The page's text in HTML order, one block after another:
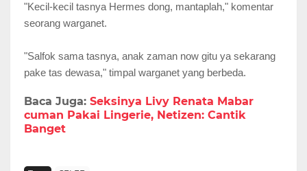
"Kecil-kecil tasnya Hermes dong, mantaplah," komentar
seorang warganet.
"Salfok sama tasnya, anak zaman now gitu ya sekarang
pake tas dewasa," timpal warganet yang berbeda.
Baca Juga: Seksinya Livy Renata Mabar
cuman Pakai Lingerie, Netizen: Cantik
Banget